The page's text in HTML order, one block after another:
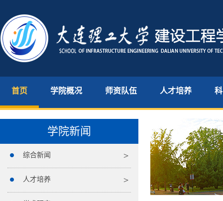
首页 学院概况 师资队伍 人才培养
学院新闻
综合新闻
人才培养